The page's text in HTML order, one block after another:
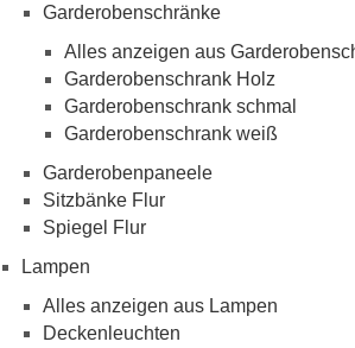
Garderobenschränke
Alles anzeigen aus
Garderobenschrank Holz
Garderobenschrank schmal
Garderobenschrank weiß
Garderobenpaneele
Sitzbänke Flur
Spiegel Flur
Lampen
Alles anzeigen aus Lampen
Deckenleuchten